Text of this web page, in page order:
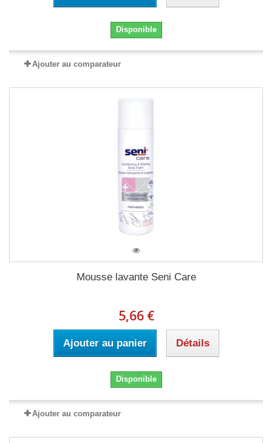
Disponible
Ajouter au comparateur
Mousse lavante Seni Care
5,66 €
Ajouter au panier Détails
Disponible
Ajouter au comparateur